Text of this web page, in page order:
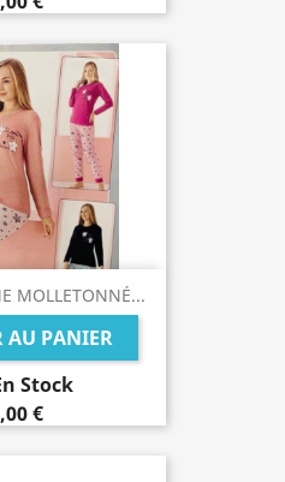
MOLLETONNÉ...
AU PANIER
Stock
€